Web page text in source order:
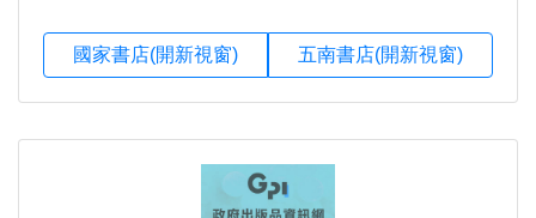
國家書店(開新視窗) 五南書店(開新視窗)